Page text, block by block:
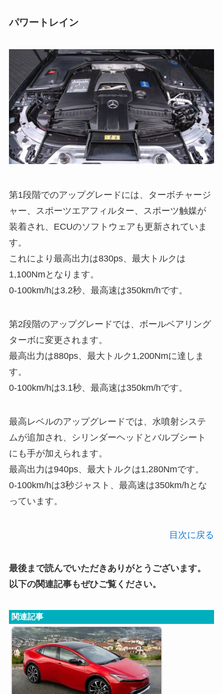
パワートレイン
第1段階でのアップグレードには、ターボチャージ
ャー、スポーツエアフィルター、スポーツ触媒が
装着され、ECUのソフトウェアも更新されていま
す。
これにより最高出力は830ps、最大トルクは
1,100Nmとなります。
0-100km/hは3.2秒、最高速は350km/hです。
第2段階のアップグレードでは、ボールベアリング
ターボに変更されます。
最高出力は880ps、最大トルク1,200Nmに達しま
す。
0-100km/hは3.1秒、最高速は350km/hです。
最高レベルのアップグレードでは、水噴射システ
ムが追加され、シリンダーヘッドとバルブシート
にも手が加えられます。
最高出力は940ps、最大トルクは1,280Nmです。
0-100km/hは3秒ジャスト、最高速は350km/hとな
っています。
目次に戻る
最後まで読んでいただきありがとうございます。
以下の関連記事もぜひご覧ください。
関連記事